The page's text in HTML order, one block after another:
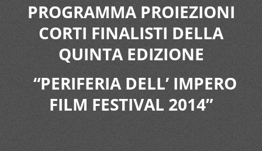
PROGRAMMA PROIEZIONI
CORTI FINALISTI DELLA
QUINTA EDIZIONE
“PERIFERIA DELL’ IMPERO
FILM FESTIVAL 2014”